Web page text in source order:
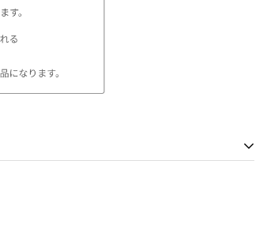
連絡下さい。
14